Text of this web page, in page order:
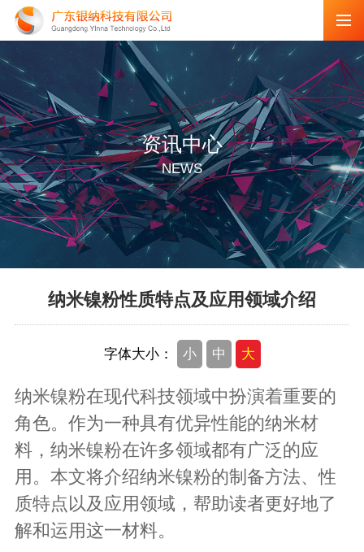
资讯中心
NEWS
纳米镍粉性质特点及应用领域介绍
字体大小： 小 中 大
纳米镍粉在现代科技领域中扮演着重要的
角色。作为一种具有优异性能的纳米材
料，纳米镍粉在许多领域都有广泛的应
用。本文将介绍纳米镍粉的制备方法、性
质特点以及应用领域，帮助读者更好地了
解和运用这一材料。